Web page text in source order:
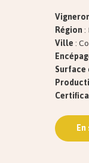
Région:
Ville:
Surface